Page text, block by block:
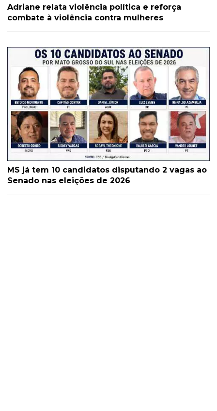
Adriane relata violência política e reforça
combate à violência contra mulheres
MS já tem 10 candidatos disputando 2 vagas ao
Senado nas eleições de 2026